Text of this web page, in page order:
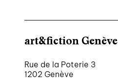
art&fiction Genève
Rue de la Poterie 3
1202 Genève